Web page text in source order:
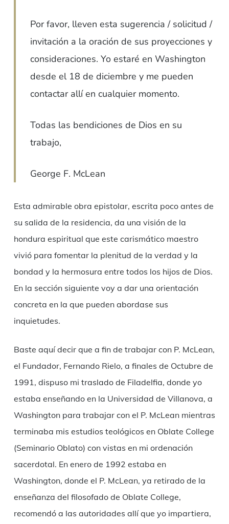
Por favor, lleven esta sugerencia / solicitud /
invitación a la oración de sus proyecciones y
consideraciones. Yo estaré en Washington
desde el 18 de diciembre y me pueden
contactar allí en cualquier momento.
Todas las bendiciones de Dios en su
trabajo,
George F. McLean
Esta admirable obra epistolar, escrita poco antes de
su salida de la residencia, da una visión de la
hondura espiritual que este carismático maestro
vivió para fomentar la plenitud de la verdad y la
bondad y la hermosura entre todos los hijos de Dios.
En la sección siguiente voy a dar una orientación
concreta en la que pueden abordase sus
inquietudes.
Baste aquí decir que a fin de trabajar con P. McLean,
el Fundador, Fernando Rielo, a finales de Octubre de
1991, dispuso mi traslado de Filadelfia, donde yo
estaba enseñando en la Universidad de Villanova, a
Washington para trabajar con el P. McLean mientras
terminaba mis estudios teológicos en Oblate College
(Seminario Oblato) con vistas en mi ordenación
sacerdotal. En enero de 1992 estaba en
Washington, donde el P. McLean, ya retirado de la
enseñanza del filosofado de Oblate College,
recomendó a las autoridades allí que yo impartiera,